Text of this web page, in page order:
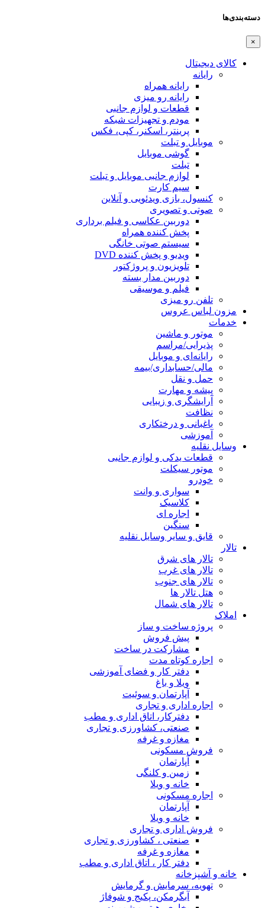
دسته‌بندی‌ها
×
کالای دیجیتال
رایانه
رایانه همراه
رایانه رو میزی
قطعات و لوازم جانبی
مودم و تجهیزات شبکه
پرینتر، اسکنر، کپی، فکس
موبایل و تبلت
گوشی موبایل
تبلت
لوازم جانبی موبایل و تبلت
سیم کارت
کنسول، بازی‌ ویدئویی و آنلاین
صوتی و تصویری
دوربین عکاسی و فیلم برداری
پخش کننده همراه
سیستم صوتی خانگی
ویدیو و پخش کننده DVD
تلویزیون و پروژکتور
دوربین مدار بسته
فیلم و موسیقی
تلفن رو میزی
مزون لباس عروس
خدمات
موتور و ماشین
پذیرایی/مراسم
رایانه‌ای و موبایل
مالی/حسابداری/بیمه
حمل و نقل
پیشه و مهارت
آرایشگری و زیبایی
نظافت
باغبانی و درختکاری
آموزشی
وسایل نقلیه
قطعات یدکی و لوازم جانبی
موتور سیکلت
خودرو
سواری و وانت
کلاسیک
اجاره ای
سنگین
قایق و سایر وسایل نقلیه
تالار
تالار های شرق
تالار های غرب
تالار های جنوب
هتل تالار ها
تالار های شمال
املاک
پروژه ساخت و ساز
پیش فروش
مشارکت در ساخت
اجاره کوتاه مدت
دفتر کار و فضای آموزشی
ویلا و باغ
آپارتمان و سوئیت
اجاره اداری و تجاری
دفترکار، اتاق اداری و مطب
صنعتی، کشاورزی و تجاری
مغازه و غرفه
فروش مسکونی
آپارتمان
زمین و کلنگی
خانه و ویلا
اجاره مسکونی
آپارتمان
خانه و ویلا
فروش اداری و تجاری
صنعتی ، کشاورزی و تجاری
مغازه و غرفه
دفتر کار ، اتاق اداری و مطب
خانه و آشپزخانه
تهویه، سرمایش و گرمایش
آبگرمکن، پکیج و شوفاژ